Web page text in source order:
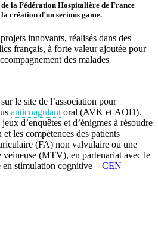
de la Fédération Hospitalière de France
la création d’un serious game.
innovants, réalisés dans des
français, à forte valeur ajoutée pour
des malades
le site de l’association pour
anticoagulant oral (AVK et AOD).
d’enquêtes et d’énigmes à résoudre
les compétences des patients
(FA) non valvulaire ou une
(MTV), en partenariat avec le
en stimulation cognitive – CEN